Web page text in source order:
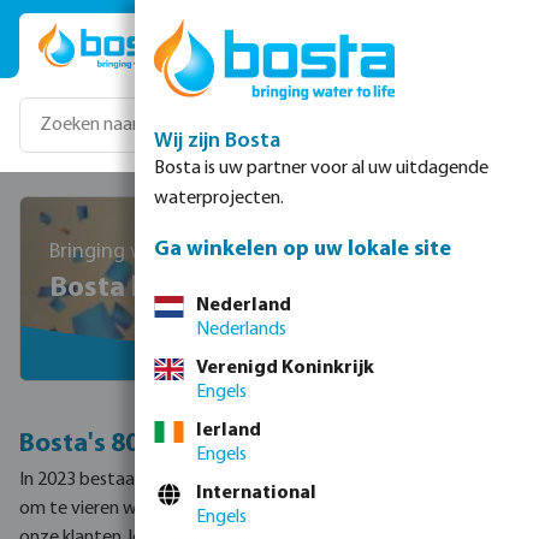
Ga naar de hoofdinhoud
Bringing water to life since 1943
Bosta bestaat 80 jaar!
Bosta's 80ste verjaardag
In 2023 bestaan we 80 jaar en we kunnen niet enthousiaster zijn
om te vieren wat Megagroup in de loop der jaren samen met
Wij zijn Bosta
Bosta is uw partner voor al uw uitdagende
waterprojecten.
Ga winkelen op uw lokale site
Nederland
Nederlands
Verenigd Koninkrijk
Engels
Ierland
Engels
International
Engels